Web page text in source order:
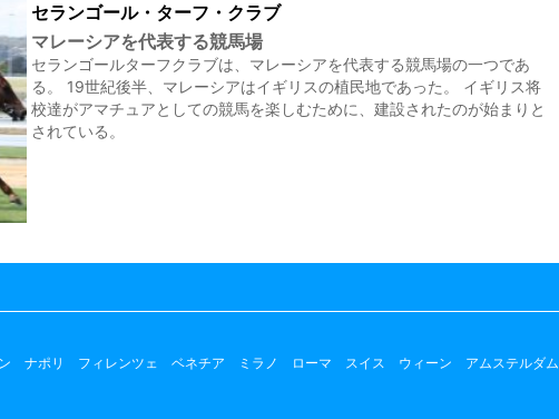
セランゴール・ターフ・クラブ
マレーシアを代表する競馬場
セランゴールターフクラブは、マレーシアを代表する競馬場の一つであ
る。 19世紀後半、マレーシアはイギリスの植民地であった。 イギリス将
校達がアマチュアとしての競馬を楽しむために、建設されたのが始まりと
されている。
ナポリ フィレンツェ ベネチア ミラノ ローマ スイス ウィーン アムステルダム